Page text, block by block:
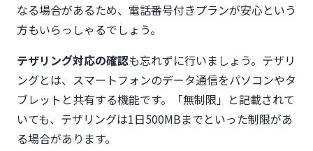
なる場合があるため、電話番号付きプランが安心という
方もいらっしゃるでしょう。
テザリング対応の確認も忘れずに行いましょう。テザリ
ングとは、スマートフォンのデータ通信をパソコンやタ
ブレットと共有する機能です。「無制限」と記載されて
いても、テザリングは1日500MBまでといった制限があ
る場合があります。